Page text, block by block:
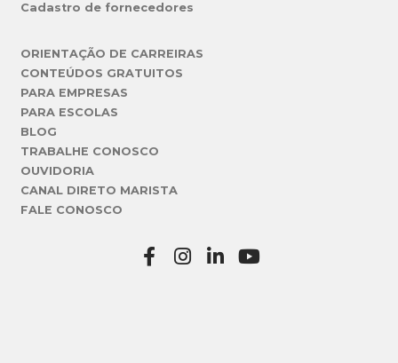
Cadastro de fornecedores
ORIENTAÇÃO DE CARREIRAS
CONTEÚDOS GRATUITOS
PARA EMPRESAS
PARA ESCOLAS
BLOG
TRABALHE CONOSCO
OUVIDORIA
CANAL DIRETO MARISTA
FALE CONOSCO